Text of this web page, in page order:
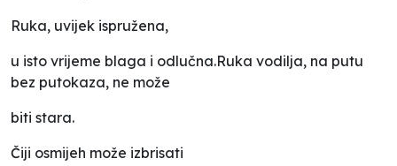
Ruka, uvijek ispružena,
u isto vrijeme blaga i odlučna.Ruka vodilja, na putu
bez putokaza, ne može
biti stara.
Čiji osmijeh može izbrisati